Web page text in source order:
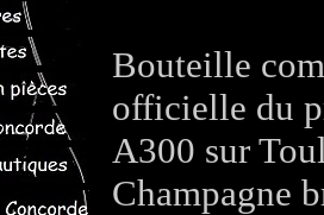
Bouteille
officielle du
A300 sur
Champagne